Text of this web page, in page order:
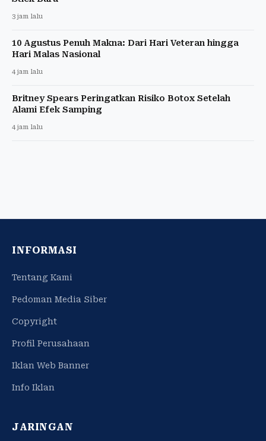
3 jam lalu
10 Agustus Penuh Makna: Dari Hari Veteran hingga
Hari Malas Nasional
4 jam lalu
Britney Spears Peringatkan Risiko Botox Setelah
Alami Efek Samping
4 jam lalu
INFORMASI
Tentang Kami
Pedoman Media Siber
Copyright
Profil Perusahaan
Iklan Web Banner
Info Iklan
JARINGAN